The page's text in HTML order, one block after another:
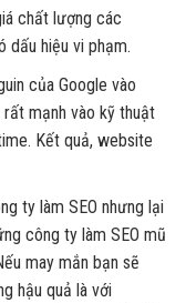
chất lượng các
hiệu vi phạm.
của Google vào
mạnh vào kỹ thuật
Kết quả, website
ty làm SEO nhưng lại
công ty làm SEO mũ
may mắn bạn sẽ
hậu quả là với